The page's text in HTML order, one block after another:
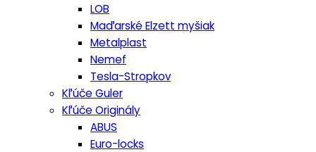
LOB
Maďarské Elzett myšiak
Metalplast
Nemef
Tesla-Stropkov
Kľúče Guler
Kľúče Originály
ABUS
Euro-locks